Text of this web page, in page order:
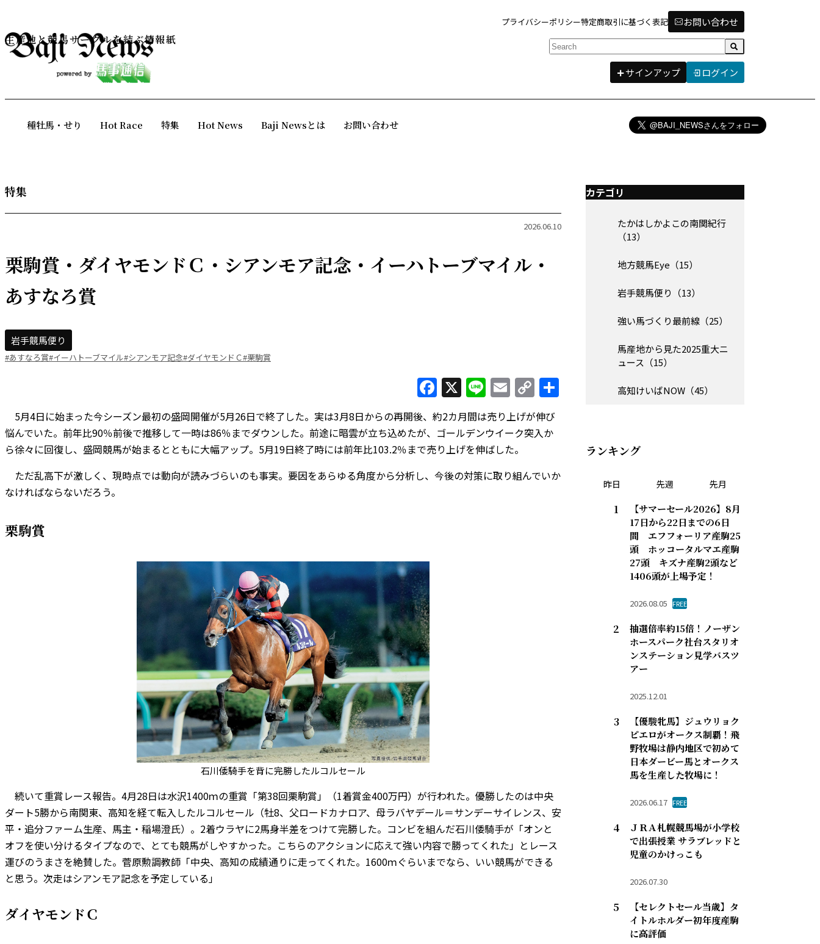
プライバシーポリシー特定商取引に基づく表記 お問い合わせ
生産地と競馬サークルを結ぶ情報紙
サインアップ ログイン
種牡馬・せり Hot Race 特集 Hot News Baji Newsとは お問い合わせ
特集
2026.06.10
栗駒賞・ダイヤモンドＣ・シアンモア記念・イーハトーブマイル・
あすなろ賞
岩手競馬便り
#あすなろ賞#イーハトーブマイル#シアンモア記念#ダイヤモンドＣ#栗駒賞
Facebook
X LineEmail
Copy
Link
5月4日に始まった今シーズン最初の盛岡開催が5月26日で終了した。実は3月8日からの再開後、約2カ月間は売り上げが伸び
悩んでいた。前年比90％前後で推移して一時は86％までダウンした。前途に暗雲が立ち込めたが、ゴールデンウイーク突入か
ら徐々に回復し、盛岡競馬が始まるとともに大幅アップ。5月19日終了時には前年比103.2％まで売り上げを伸ばした。
ただ乱高下が激しく、現時点では動向が読みづらいのも事実。要因をあらゆる角度から分析し、今後の対策に取り組んでいか
なければならないだろう。
栗駒賞
石川倭騎手を背に完勝したルコルセール
続いて重賞レース報告。4月28日は水沢1400ｍの重賞「第38回栗駒賞」（1着賞金400万円）が行われた。優勝したのは中央
ダート5勝から南関東、高知を経て転入したルコルセール（牡8、父ロードカナロア、母ラバヤデール＝サンデーサイレンス、安
平・追分ファーム生産、馬主・稲場澄氏）。2着ウラヤに2馬身半差をつけて完勝した。コンビを組んだ石川倭騎手が「オンと
オフを使い分けるタイプなので、とても競馬がしやすかった。こちらのアクションに応えて強い内容で勝ってくれた」とレース
運びのうまさを絶賛した。菅原勲調教師「中央、高知の成績通りに走ってくれた。1600ｍぐらいまでなら、いい競馬ができる
と思う。次走はシアンモア記念を予定している」
ダイヤモンドＣ
カテゴリ
たかはしかよこの南関紀行
（13）
地方競馬Eye（15）
岩手競馬便り（13）
強い馬づくり最前線（25）
馬産地から見た2025重大ニ
ュース（15）
高知けいばNOW（45）
ランキング
昨日 先週 先月
【サマーセール2026】8月
17日から22日までの6日
間 エフフォーリア産駒25
頭 ホッコータルマエ産駒
27頭 キズナ産駒2頭など
1406頭が上場予定！
2026.08.05 FREE
抽選倍率約15倍！ノーザン
ホースパーク社台スタリオ
ンステーション見学バスツ
アー
2025.12.01
【優駿牝馬】ジュウリョク
ピエロがオークス制覇！飛
野牧場は静内地区で初めて
日本ダービー馬とオークス
馬を生産した牧場に！
2026.06.17 FREE
ＪＲＡ札幌競馬場が小学校
で出張授業 サラブレッドと
児童のかけっこも
2026.07.30
【セレクトセール当歳】タ
イトルホルダー初年度産駒
に高評価